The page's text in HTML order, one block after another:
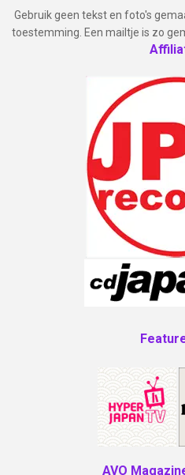
Gebruik geen tekst en foto's
toestemming. Een mailtje is zo
AVO